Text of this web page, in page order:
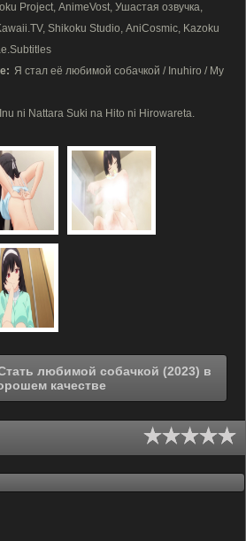
Project, AnimeVost, Ушастая озвучка,
Shikoku Studio, AniCosmic, Kazoku
Я стал её любимой собачкой / Inuhiro / My
Inu ni Nattara Suki na Hito ni Hirowareta.
качестве